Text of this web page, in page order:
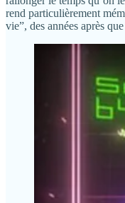
rend particulièrement
vie”, des années après